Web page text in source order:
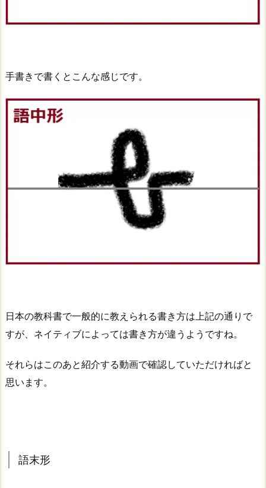
手書きで書くとこんな感じです。
日本の教科書で一般的に教えられる書き方は上記の通りで
すが、ネイティブによっては書き方が違うようですね。
それらはこのあと紹介する動画で確認していただければと
思います。
語末形